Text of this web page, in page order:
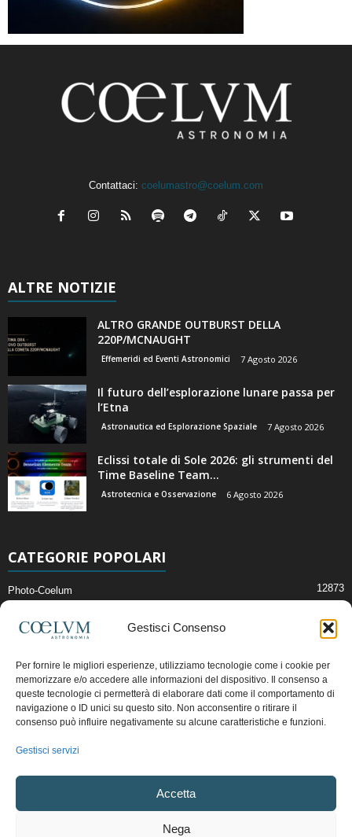
Gestisci Consenso
Per fornire le migliori esperienze, utilizziamo tecnologie come i cookie per
memorizzare e/o accedere alle informazioni del dispositivo. Il consenso a
queste tecnologie ci permetterà di elaborare dati come il comportamento di
navigazione o ID unici su questo sito. Non acconsentire o ritirare il
consenso può influire negativamente su alcune caratteristiche e funzioni.
Gestisci servizi
Accetta
Nega
Contattaci: coelumastro@coelum.com
ALTRE NOTIZIE
ALTRO GRANDE OUTBURST DELLA
220P/MCNAUGHT
Effemeridi ed Eventi Astronomici 7 Agosto 2026
Il futuro dell’esplorazione lunare passa per
l’Etna
Astronautica ed Esplorazione Spaziale 7 Agosto 2026
Eclissi totale di Sole 2026: gli strumenti del
Time Baseline Team...
Astrotecnica e Osservazione 6 Agosto 2026
CATEGORIE POPOLARI
Photo-Coelum 12873
News di Astronomia 2411
Cielo del Mese
Astronomia, Astrofisica e Cosmologia
Articoli e Risorse On-Line
Copyright © 1997 - 2024 vietata la riproduzione.